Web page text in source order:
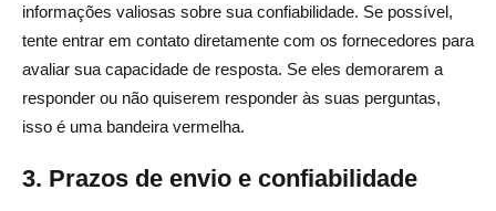
informações valiosas sobre sua confiabilidade. Se possível,
tente entrar em contato diretamente com os fornecedores para
avaliar sua capacidade de resposta. Se eles demorarem a
responder ou não quiserem responder às suas perguntas,
isso é uma bandeira vermelha.
3. Prazos de envio e confiabilidade